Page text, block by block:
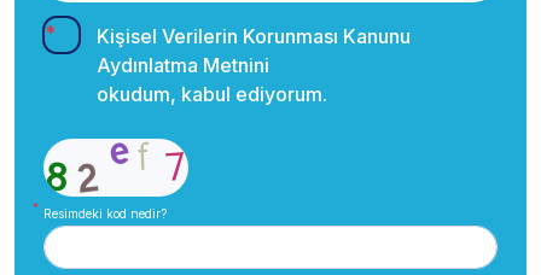
Kişisel Verilerin Korunması Kanunu
Aydınlatma Metnini
okudum, kabul ediyorum.
Resimdeki kod nedir?